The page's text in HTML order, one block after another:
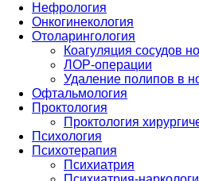
Нефрология
Онкогинекология
Отоларингология
Коагуляция сосудов
ЛОР-операции
Удаление полипов в
Офтальмология
Проктология
Проктология
Психология
Психотерапия
Психиатрия